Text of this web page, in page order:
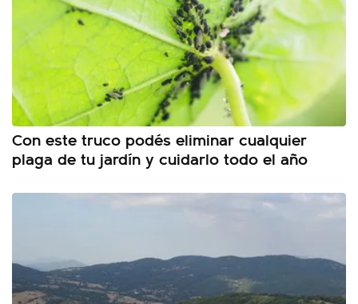
Con este truco podés eliminar cualquier
plaga de tu jardín y cuidarlo todo el año